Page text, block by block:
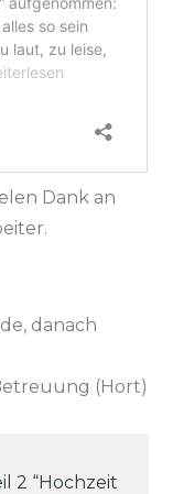
Dank an
danach
(Hort)
2 “Hochzeit